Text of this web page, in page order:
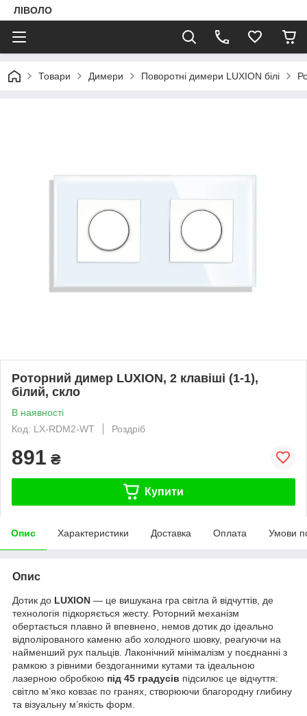
ЛІВОЛО
Товари Димери Поворотні димери LUXION білі
Роторний димер LUXION, 2 клавіші (1-1),
білий, скло
В наявності
Код: LX-RDM2-WT
Роздріб
891 ₴
Купити
Опис Характеристики Доставка Оплата Умови
Опис
Дотик до LUXION — це вишукана гра світла й відчуттів, де
технологія підкоряється жесту. Роторний механізм
обертається плавно й впевнено, немов дотик до ідеально
відполірованого каменю або холодного шовку, реагуючи на
найменший рух пальців. Лаконічний мінімалізм у поєднанні з
рамкою з рівними бездоганними кутами та ідеальною
лазерною обробкою під 45 градусів підсилює це відчуття:
світло м’яко ковзає по гранях, створюючи благородну глибину
та візуальну м’якість форм.